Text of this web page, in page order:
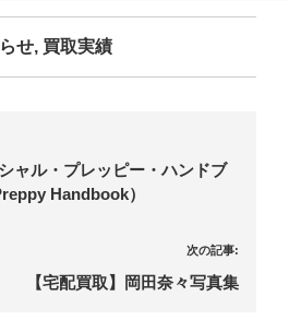
せ, 買取実績
ャル・プレッピー・ハンドブ
Handbook）
次の記事:
【宅配買取】岡田奈々写真集